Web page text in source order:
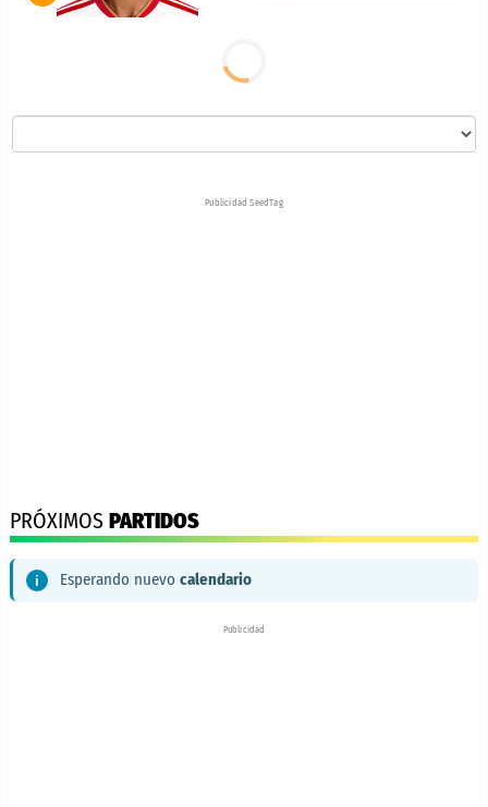
Publicidad SeedTag
PRÓXIMOS PARTIDOS
Esperando nuevo calendario
Publicidad